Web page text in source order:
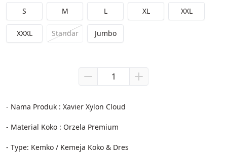
S M L XL XXL
XXXL Standar Jumbo
- Nama Produk : Xavier Xylon Cloud
- Material Koko : Orzela Premium
- Type: Kemko / Kemeja Koko & Dres